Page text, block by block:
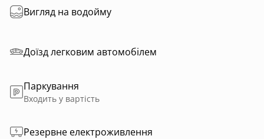
Вигляд на водойму
Доїзд легковим автомобілем
Паркування
Входить у вартість
Резервне електроживлення